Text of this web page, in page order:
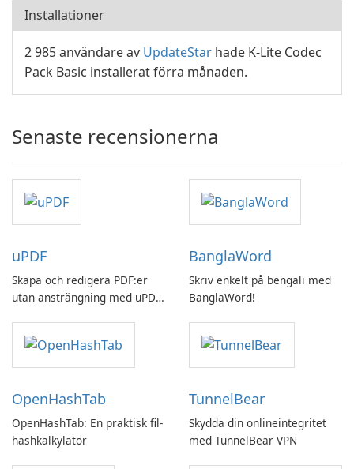
Installationer
2 985 användare av UpdateStar hade K-Lite Codec
Pack Basic installerat förra månaden.
Senaste recensionerna
uPDF
Skapa och redigera PDF:er
utan ansträngning med uPDF
BanglaWord
Skriv enkelt på bengali med
BanglaWord!
OpenHashTab
OpenHashTab: En praktisk fil-
hashkalkylator
TunnelBear
Skydda din onlineintegritet
med TunnelBear VPN